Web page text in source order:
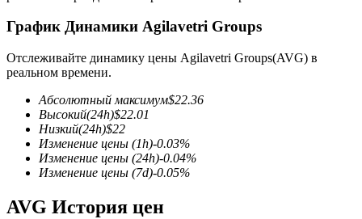
Фьючерсы на COIN-M
TradFi
Деривативы на акции, форекс, драгоценные металлы и
График Динамики Agilavetri Groups
Отслеживайте динамику цены Agilavetri Groups(AVG) в
реальном времени.
Абсолютный максимум$22.36
Высокий(24h)$22.01
Низкий(24h)$22
Изменение цены (1h)-0.03%
Изменение цены (24h)-0.04%
Изменение цены (7d)-0.05%
AVG История цен